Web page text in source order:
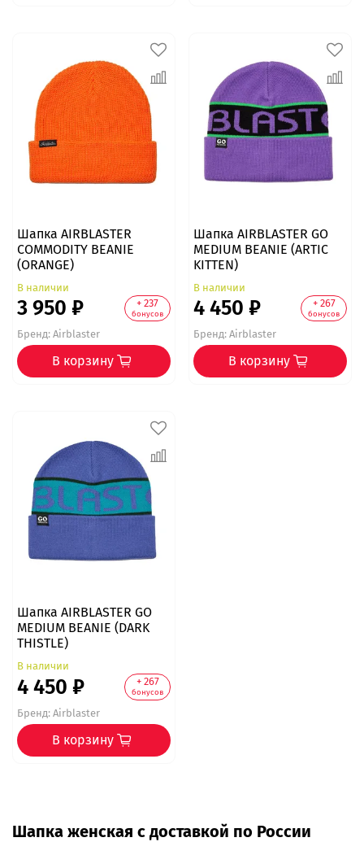
Шапка AIRBLASTER
COMMODITY BEANIE
(ORANGE)
В наличии
3 950 ₽ + 237
бонусов
Бренд:Airblaster
В корзину
Шапка AIRBLASTER GO
MEDIUM BEANIE (ARTIC
KITTEN)
В наличии
4 450 ₽ + 267
бонусов
Бренд:Airblaster
В корзину
Шапка AIRBLASTER GO
MEDIUM BEANIE (DARK
THISTLE)
В наличии
4 450 ₽ + 267
бонусов
Бренд:Airblaster
В корзину
Шапка женская с доставкой по России